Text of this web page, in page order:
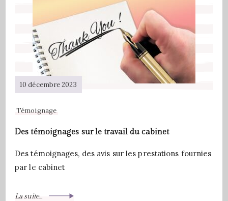
10 décembre 2023
Témoignage
Des témoignages sur le travail du cabinet
Des témoignages, des avis sur les prestations fournies
par le cabinet
La suite...